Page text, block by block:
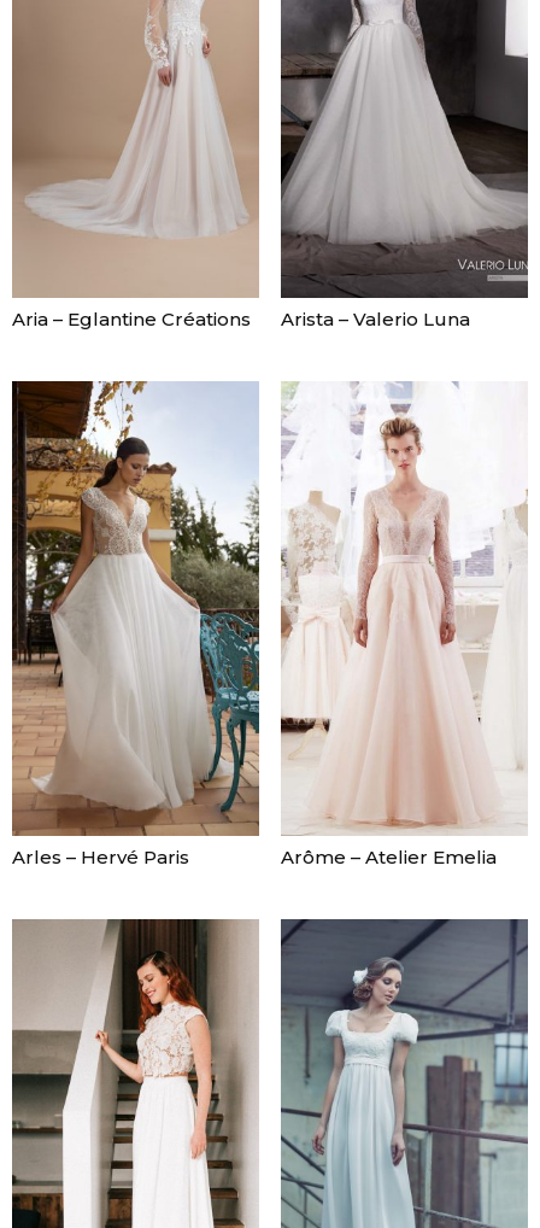
Aria – Eglantine Créations Arista – Valerio Luna
Arles – Hervé Paris Arôme – Atelier Emelia